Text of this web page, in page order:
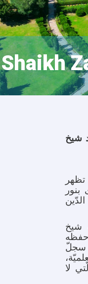
Shaikh
شیخ
تظهر
شیخ
حفظه
سجلّ
لا